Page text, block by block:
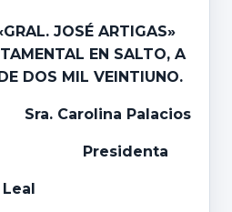
JOSÉ ARTIGAS»
EN SALTO, A
DOS MIL VEINTIUNO.
Sra. Carolina Palacios
Presidenta